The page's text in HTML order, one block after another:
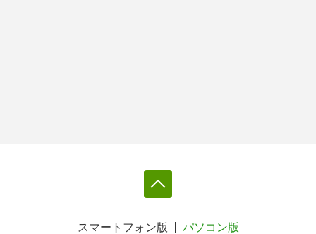
スマートフォン版 パソコン版